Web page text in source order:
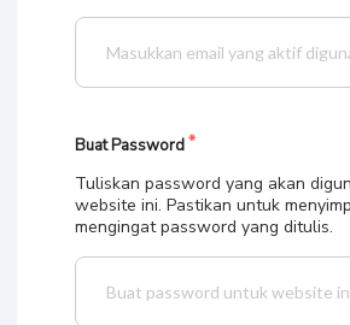
Buat Password
Tuliskan password yang akan
website ini. Pastikan untuk
mengingat password yang ditulis.